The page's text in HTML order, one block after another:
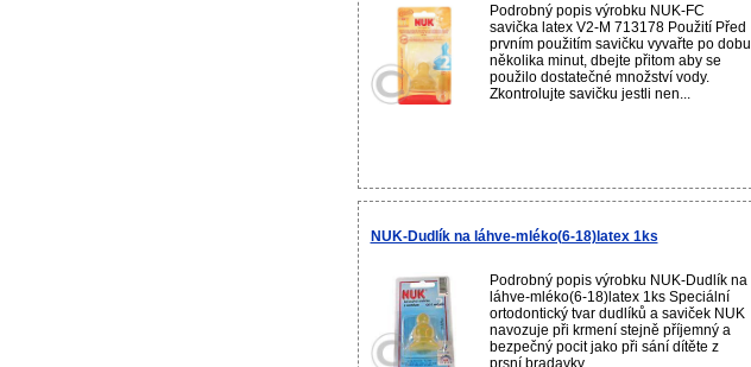
Podrobný popis výrobku NUK-FC
savička latex V2-M 713178 Použití Před
prvním použitím savičku vyvařte po dobu
několika minut, dbejte přitom aby se
použilo dostatečné množství vody.
Zkontrolujte savičku jestli nen...
NUK-Dudlík na láhve-mléko(6-18)latex 1ks
Podrobný popis výrobku NUK-Dudlík na
láhve-mléko(6-18)latex 1ks Speciální
ortodontický tvar dudlíků a saviček NUK
navozuje při krmení stejně příjemný a
bezpečný pocit jako při sání dítěte z
prsní bradavky ...